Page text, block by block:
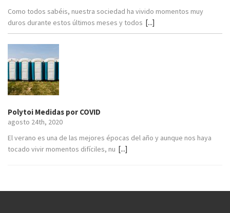
Como todos sabéis, nuestra sociedad ha vivido momentos muy
duros durante estos últimos meses y todos [...]
Polytoi Medidas por COVID
agosto 24th, 2020
El verano es una de las mejores épocas del año y aunque nos haya
tocado vivir momentos difíciles, nu [...]